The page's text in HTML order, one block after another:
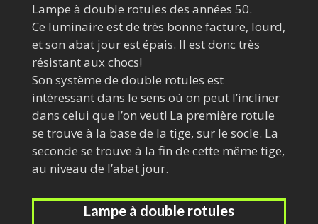
Lampe à double rotules des années 50.
Ce luminaire est de très bonne facture, lourd,
et son abat jour est épais. Il est donc très
résistant aux chocs!
Son système de double rotules est
intéressant dans le sens où on peut l’incliner
dans celui que l’on veut! La première rotule
se trouve à la base de la tige, sur le socle. La
seconde se trouve à la fin de cette même tige,
au niveau de l’abat jour.
Lampe à double rotules